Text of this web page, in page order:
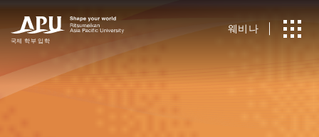
국제 ​ ​학부 입학
웨비나